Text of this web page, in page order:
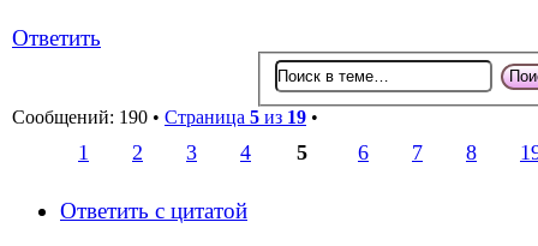
Ответить
Сообщений: 190 • Страница 5 из 19 •
1 2 3 4 5 6 7 8
Ответить с цитатой